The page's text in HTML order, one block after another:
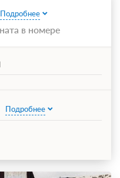
Подробнее
в номере
Подробнее